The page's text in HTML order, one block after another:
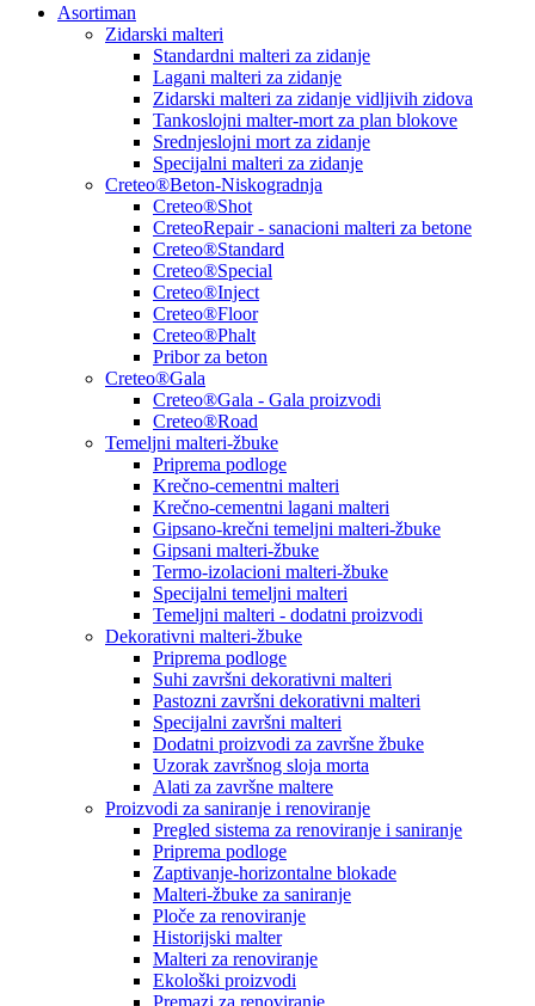
Asortiman
Zidarski malteri
Standardni malteri za zidanje
Lagani malteri za zidanje
Zidarski malteri za zidanje vidljivih zidova
Tankoslojni malter-mort za plan blokove
Srednjeslojni mort za zidanje
Specijalni malteri za zidanje
Creteo®Beton-Niskogradnja
Creteo®Shot
CreteoRepair - sanacioni malteri za betone
Creteo®Standard
Creteo®Special
Creteo®Inject
Creteo®Floor
Creteo®Phalt
Pribor za beton
Creteo®Gala
Creteo®Gala - Gala proizvodi
Creteo®Road
Temeljni malteri-žbuke
Priprema podloge
Krečno-cementni malteri
Krečno-cementni lagani malteri
Gipsano-krečni temeljni malteri-žbuke
Gipsani malteri-žbuke
Termo-izolacioni malteri-žbuke
Specijalni temeljni malteri
Temeljni malteri - dodatni proizvodi
Dekorativni malteri-žbuke
Priprema podloge
Suhi završni dekorativni malteri
Pastozni završni dekorativni malteri
Specijalni završni malteri
Dodatni proizvodi za završne žbuke
Uzorak završnog sloja morta
Alati za završne maltere
Proizvodi za saniranje i renoviranje
Pregled sistema za renoviranje i saniranje
Priprema podloge
Zaptivanje-horizontalne blokade
Malteri-žbuke za saniranje
Ploče za renoviranje
Historijski malter
Malteri za renoviranje
Ekološki proizvodi
Premazi za renoviranje